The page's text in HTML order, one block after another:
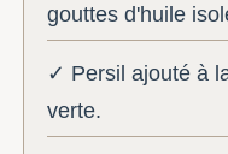
gouttes d'huile
✓ Persil ajouté à
verte.